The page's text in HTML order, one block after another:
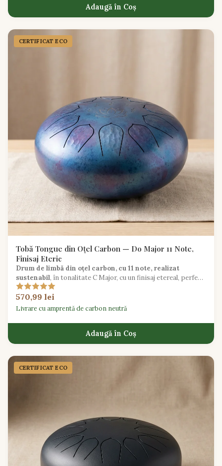
Adaugă în Coș
CERTIFICAT ECO
Tobă Tongue din Oțel Carbon — Do Major 11 Note,
Finisaj Eteric
Drum de limbă din oțel carbon, cu 11 note, realizat
sustenabil, în tonalitate C Major, cu un finisaj etereal, perfect
pentru meditație și vindecare prin sunet.
570,99 lei
Livrare cu amprentă de carbon neutră
Adaugă în Coș
CERTIFICAT ECO